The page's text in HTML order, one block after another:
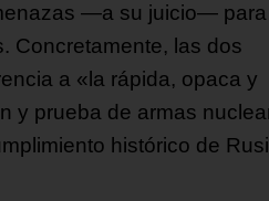
—a su juicio—
Concretamente, las dos
a «la rápida, opaca y
y prueba de armas
histórico de